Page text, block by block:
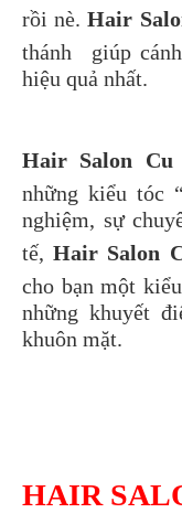
rồi nè.Hair
thánh giúp
hiệu quả nhất.
Hair Salon Cu
những kiểu tóc
nghiệm, sự
tế,Hair Salon
cho bạn một
những khuyết
khuôn mặt.
HAIR